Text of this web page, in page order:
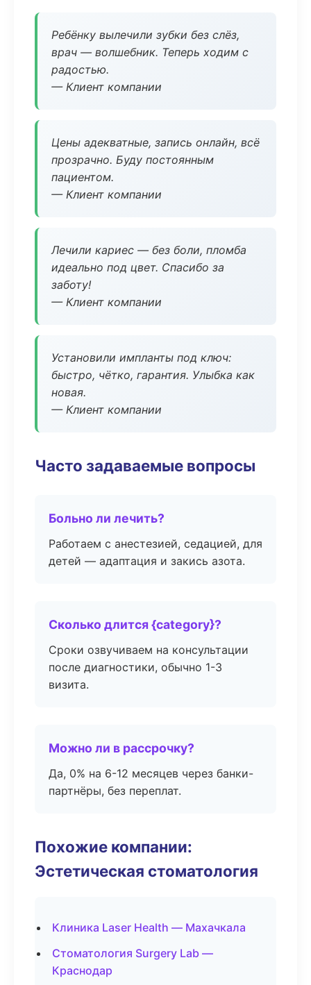
Ребёнку вылечили зубки без слёз,
врач — волшебник. Теперь ходим с
радостью.
— Клиент компании
Цены адекватные, запись онлайн, всё
прозрачно. Буду постоянным
пациентом.
— Клиент компании
Лечили кариес — без боли, пломба
идеально под цвет. Спасибо за
заботу!
— Клиент компании
Установили импланты под ключ:
быстро, чётко, гарантия. Улыбка как
новая.
— Клиент компании
Часто задаваемые вопросы
Больно ли лечить?
Работаем с анестезией, седацией, для
детей — адаптация и закись азота.
Сколько длится {category}?
Сроки озвучиваем на консультации
после диагностики, обычно 1-3
визита.
Можно ли в рассрочку?
Да, 0% на 6-12 месяцев через банки-
партнёры, без переплат.
Похожие компании:
Эстетическая стоматология
Клиника Laser Health — Махачкала
Стоматология Surgery Lab —
Краснодар